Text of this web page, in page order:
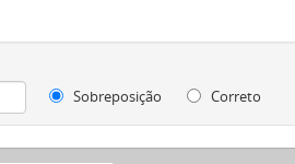
Sobreposição
Correto